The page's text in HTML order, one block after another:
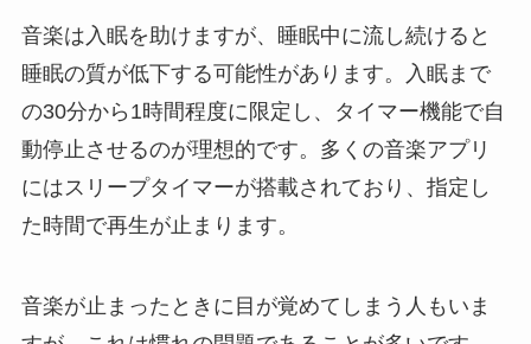
音楽は入眠を助けますが、睡眠中に流し続けると
睡眠の質が低下する可能性があります。入眠まで
の30分から1時間程度に限定し、タイマー機能で自
動停止させるのが理想的です。多くの音楽アプリ
にはスリープタイマーが搭載されており、指定し
た時間で再生が止まります。
音楽が止まったときに目が覚めてしまう人もいま